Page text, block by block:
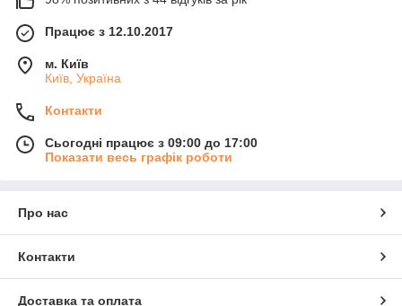
Працює з 12.10.2017
м. Київ
Київ, Україна
Контакти
Сьогодні працює з 09:00 до 17:00
Показати весь графік роботи
Про нас
Контакти
Доставка та оплата